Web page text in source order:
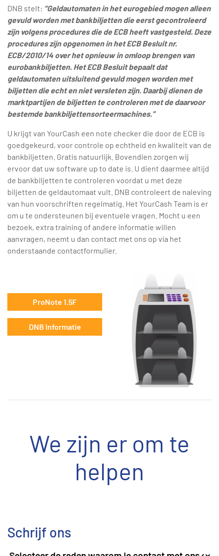
DNB stelt: “Geldautomaten in het eurogebied mogen alleen
gevuld worden met bankbiljetten die eerst gecontroleerd
zijn volgens procedures die de ECB heeft vastgesteld. Deze
procedures zijn opgenomen in het ECB Besluit nr.
ECB/2010/14 over het opnieuw in omloop brengen van
eurobankbiljetten. Het ECB Besluit bepaalt dat
geldautomaten uitsluitend gevuld mogen worden met
biljetten die echt en niet versleten zijn. Daarbij dienen de
marktpartijen de biljetten te controleren met de daarvoor
bestemde bankbiljettensorteermachines.”
U krijgt van YourCash een note checker die door de ECB is
goedgekeurd, voor controle op echtheid en kwaliteit van de
bankbiljetten. Gratis natuurlijk. Bovendien zorgen wij
ervoor dat uw software up to date is. U dient daarmee altijd
de bankbiljetten te controleren voordat u met deze
biljetten de geldautomaat vult. DNB controleert de naleving
van hun voorschriften regelmatig. Het YourCash Team is er
om u te ondersteunen bij eventuele vragen. Mocht u een
bezoek, extra training of andere informatie willen
aanvragen, neemt u dan contact met ons op via het
onderstaande contactformulier.
ProNote 1.5F
DNB Informatie
We zijn er om te
helpen
Schrijf ons